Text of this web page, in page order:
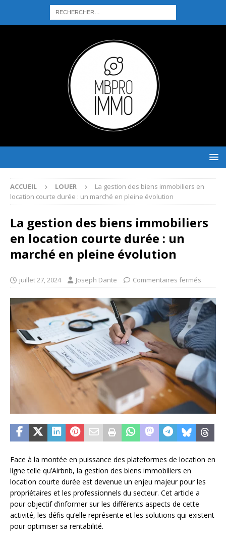
ACCUEIL LOUER
La gestion des biens immobiliers en
location courte durée : un marché en pleine évolution
La gestion des biens immobiliers
en location courte durée : un
marché en pleine évolution
juillet 27, 2024 Joseph Dante Commentaires fermés
Face à la montée en puissance des plateformes de location en
ligne telle qu’Airbnb, la gestion des biens immobiliers en
location courte durée est devenue un enjeu majeur pour les
propriétaires et les professionnels du secteur. Cet article a
pour objectif d’informer sur les différents aspects de cette
activité, les défis qu’elle représente et les solutions qui existent
pour optimiser sa rentabilité.